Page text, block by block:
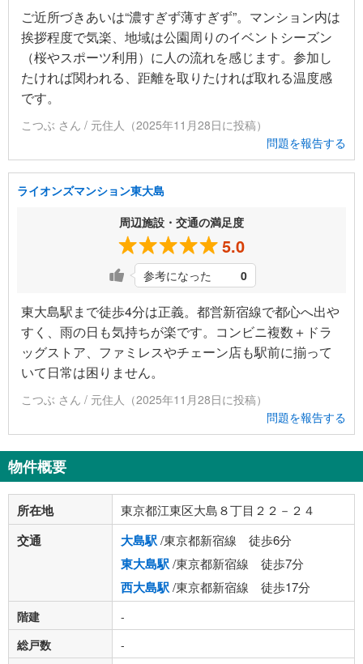
ご近所づきあいは“濃すぎず薄すぎず”。マンション内は
挨拶程度で気楽、地域は公園周りのイベントシーズン
（桜やスポーツ利用）に人の流れを感じます。参加し
たければ関われる、距離を取りたければ取れる温度感
です。
こつぶ さん / 元住人（2025年11月28日に投稿）
問題を報告する
ライオンズマンション東大島
周辺施設・交通の満足度
5.0
参考になった 0
東大島駅まで徒歩4分は正義。都営新宿線で都心へ出や
すく、雨の日も気持ちが楽です。コンビニ複数＋ドラ
ッグストア、ファミレスやチェーン店も駅前に揃って
いて日常は困りません。
こつぶ さん / 元住人（2025年11月28日に投稿）
問題を報告する
物件概要
所在地 東京都江東区大島８丁目２２－２４
交通 大島駅/東京都新宿線 徒歩6分
東大島駅/東京都新宿線 徒歩7分
西大島駅/東京都新宿線 徒歩17分
階建
-
総戸数
-